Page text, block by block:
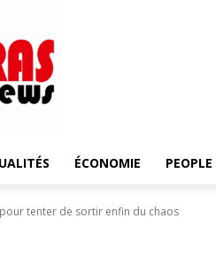
ÉCONOMIE PEOPLE
tenter de sortir enfin du chaos